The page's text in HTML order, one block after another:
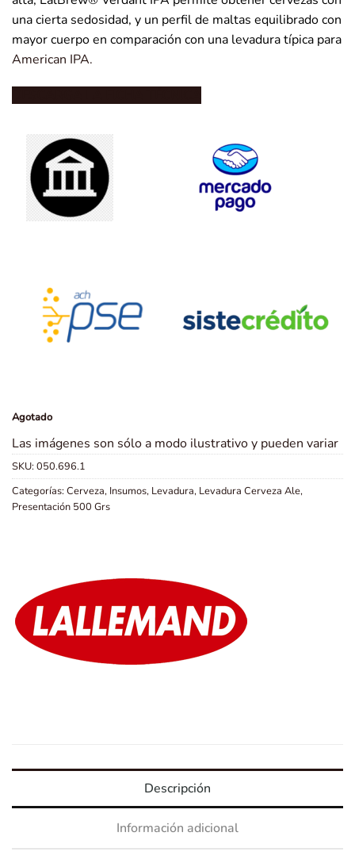
una cierta sedosidad, y un perfil de maltas equilibrado con
mayor cuerpo en comparación con una levadura típica para
American IPA.
Agotado
Las imágenes son sólo a modo ilustrativo y pueden variar
SKU: 050.696.1
Categorías: Cerveza, Insumos, Levadura, Levadura Cerveza Ale,
Presentación 500 Grs
Descripción
Información adicional